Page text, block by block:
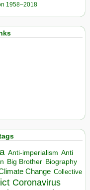
1958–2018
Anti-imperialism Anti
Big Brother Biography
Change Collective
Coronavirus